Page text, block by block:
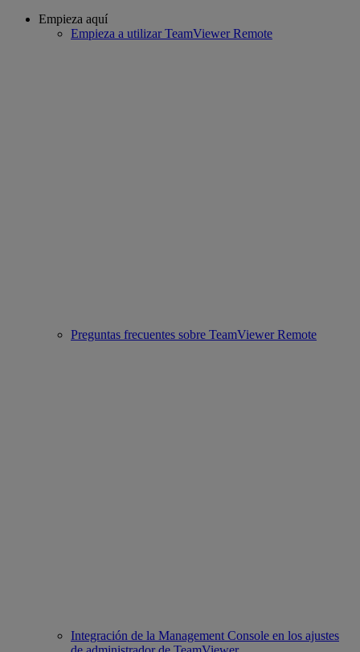
Empieza aquí
Empieza a utilizar TeamViewer Remote
Preguntas frecuentes sobre TeamViewer Remote
Integración de la Management Console en los ajustes